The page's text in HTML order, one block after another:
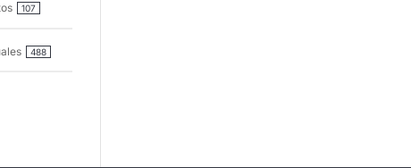
107
488